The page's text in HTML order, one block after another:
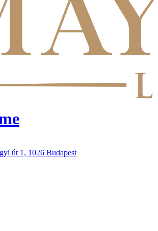
út 1, 1026 Budapest